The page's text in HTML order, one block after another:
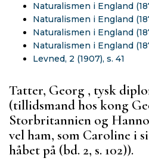
Naturalismen i England
Naturalismen i England
Naturalismen i England
Naturalismen i England
Levned, 2 (1907), s. 41
Tatter, Georg , tysk
(tillidsmand hos kong
Storbritannien og
vel ham, som Caroline i
håbet på (bd. 2, s. 102)).